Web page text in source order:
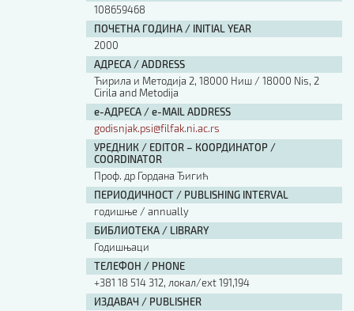
108659468
ПОЧЕТНА ГОДИНА / INITIAL YEAR
2000
АДРЕСА / ADDRESS
Ћирила и Методија 2, 18000 Ниш / 18000 Nis, 2
Cirila and Metodija
е-АДРЕСА / e-MAIL ADDRESS
godisnjak.psi@filfak.ni.ac.rs
УРЕДНИК / EDITOR – КООРДИНАТОР /
COORDINATOR
Проф. др Гордана Ђигић
ПЕРИОДИЧНОСТ / PUBLISHING INTERVAL
годишње / annually
БИБЛИОТЕКА / LIBRARY
Годишњаци
ТЕЛЕФОН / PHONE
+381 18 514 312, локал/ext 191,194
ИЗДАВАЧ / PUBLISHER